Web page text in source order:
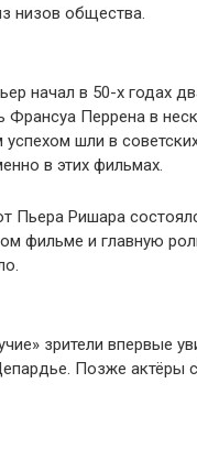
низов общества.
начал в 50-х годах
Франсуа Перрена в
шли в
в этих фильмах.
Пьера Ришара
фильме и главную
зрители впервые
Позже актёры